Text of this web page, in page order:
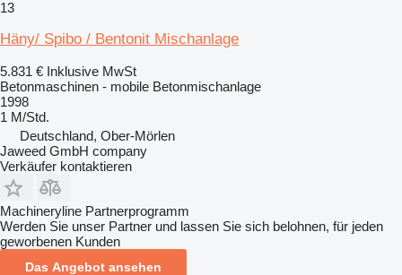
13
Häny/ Spibo / Bentonit Mischanlage
5.831 € Inklusive MwSt
Betonmaschinen - mobile Betonmischanlage
1998
1 M/Std.
Deutschland, Ober-Mörlen
Jaweed GmbH company
Verkäufer kontaktieren
Machineryline Partnerprogramm
Werden Sie unser Partner und lassen Sie sich belohnen, für jeden
geworbenen Kunden
Das Angebot ansehen